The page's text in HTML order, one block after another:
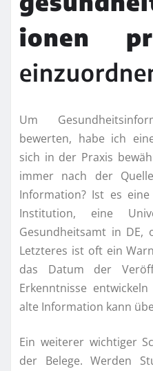
ionen
Um
bewerten, habe ich
sich in der Praxis
immer nach der
Information? Ist es
Institution, eine
Gesundheitsamt in DE,
Letzteres ist oft ein
das Datum der
Erkenntnisse
alte Information kann
Ein weiterer wichtiger
der Belege. Werden